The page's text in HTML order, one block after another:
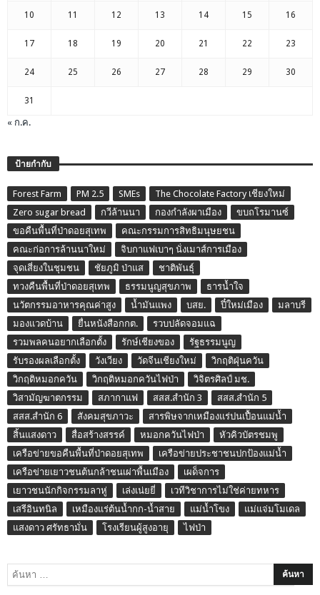
10 11 12 13 14 15 16
17 18 19 20 21 22 23
24 25 26 27 28 29 30
31
« ก.ค.
ป้ายกำกับ
Forest Farm PM 2.5 SMEs
The Chocolate Factory เชียงใหม่
Zero sugar bread
กวีล้านนา กองกำลังผาเมือง
ขบถโรมานซ์
ขอคืนพื้นที่ป่าดอยสุเทพ
คณะกรรมการสิทธิมนุษยชน
คณะก่อการล้านนาใหม่
จิบกาแฟเบาๆ นั่งเมาส์การเมือง
จุดเสี่ยงในชุมชน
ชัยภูมิ ป่าแส
ชาติพันธุ์
ทวงคืนพื้นที่ป่าดอยสุเทพ
ธรรมนูญสุขภาพ
ธารน้ำใจ
นวัตกรรมอาหารคุณค่าสูง
น้ำมันแพง บสย. ปี๋ใหม่เมือง
มลาบรี
มองแวดบ้าน
ยื่นหนังสือกกต.
รวบปลัดจอมแฉ
รวมพลคนอยากเลือกตั้ง
รักษ์เชียงของ
รัฐธรรมนูญ
รับรองผลเลือกตั้ง
วังเวียง วัดจีนเชียงใหม่
วิกฤติฝุ่นควัน
วิกฤติหมอกควัน
วิกฤติหมอกควันไฟป่า
วิจิตรศิลป์ มช.
วิสามัญฆาตกรรม
สภากาแฟ สสส.สำนัก 3
สสส.สำนัก 5
สสส.สำนัก 6
สังคมสุขภาวะ
สารพิษจากเหมืองแร่ปนเปื้อนแม่น้ำ
สิ้นแสงดาว
สื่อสร้างสรรค์ หมอกควันไฟป่า
หัวคิวบัตรชมพู
เครือข่ายขอคืนพื้นที่ป่าดอยสุเทพ
เครือข่ายประชาชนปกป้องแม่น้ำ
เครือข่ายเยาวชนต้นกล้าชนเผ่าพื้นเมือง
เผด็จการ
เยาวชนนักกิจกรรมลาหู่
เล่งเน่ยยี่
เวทีวิชาการไม่ใช่ค่ายทหาร
เสรีอินทนิล
เหมืองแร่ต้นน้ำกก-น้ำสาย แม่น้ำโขง
แม่แจ่มโมเดล
แสงดาว ศรัทธามั่น
โรงเรียนผู้สูงอายุ ไฟป่า